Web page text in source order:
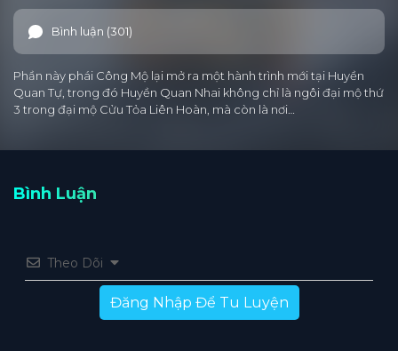
Bình luận (301)
Phần này phái Công Mộ lại mở ra một hành trình mới tại Huyền
Quan Tự, trong đó Huyền Quan Nhai không chỉ là ngôi đại mộ thứ
3 trong đại mộ Cửu Tỏa Liên Hoàn, mà còn là nơi…
Bình Luận
Theo Dõi
Đăng Nhập Để Tu Luyện